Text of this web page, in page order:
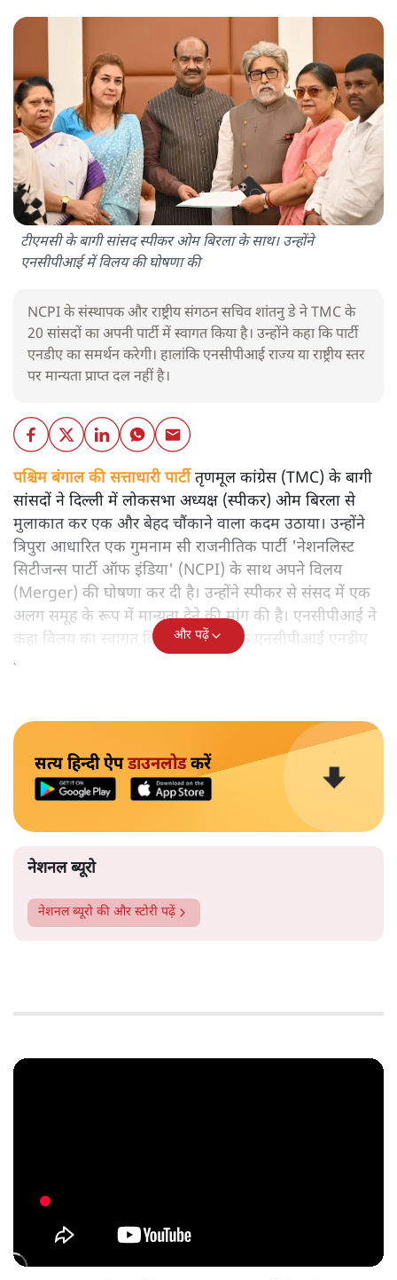
टीएमसी के बागी सांसद स्पीकर ओम बिरला के साथ। उन्होंने
एनसीपीआई में विलय की घोषणा की
NCPI के संस्थापक और राष्ट्रीय संगठन सचिव शांतनु डे ने TMC के
20 सांसदों का अपनी पार्टी में स्वागत किया है। उन्होंने कहा कि पार्टी
एनडीए का समर्थन करेगी। हालांकि एनसीपीआई राज्य या राष्ट्रीय स्तर
पर मान्यता प्राप्त दल नहीं है।
पश्चिम बंगाल की सत्ताधारी पार्टीतृणमूल कांग्रेस (TMC) के बागी
सांसदों ने दिल्ली में लोकसभा अध्यक्ष (स्पीकर) ओम बिरला से
मुलाकात कर एक और बेहद चौंकाने वाला कदम उठाया। उन्होंने
त्रिपुरा आधारित एक गुमनाम सी राजनीतिक पार्टी 'नेशनलिस्ट
सिटीजन्स पार्टी ऑफ इंडिया' (NCPI) के साथ अपने विलय
(Merger) की घोषणा कर दी है। उन्होंने स्पीकर से संसद में एक
अलग समूह के रूप में मान्यता देने की मांग की है। एनसीपीआई ने
कहा विलय का स्वागत किया और कहा कि एनसीपीआई एनडीए
को समर्थन देने को तैयार है।
और पढ़ें
सत्य हिन्दी ऐपडाउनलोडकरें
नेशनल ब्यूरो
नेशनल ब्यूरो की और स्टोरी पढ़ें